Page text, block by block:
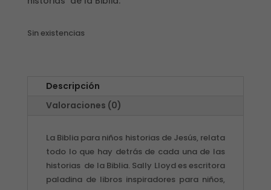
Sin existencias
Descripción
Valoraciones (0)
La Biblia para niños historias de Jesús, relata
todo lo que hay detrás de cada una de las
historias de la Biblia. Sally Lloyd es escritora
paladina de libros inspiradores para niños,